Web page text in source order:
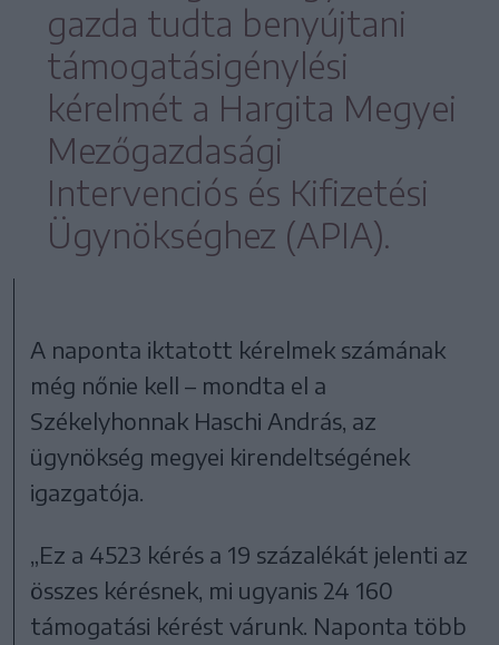
gazda tudta benyújtani
támogatásigénylési
kérelmét a Hargita Megyei
Mezőgazdasági
Intervenciós és Kifizetési
Ügynökséghez (APIA).
A naponta iktatott kérelmek számának
még nőnie kell – mondta el a
Székelyhonnak Haschi András, az
ügynökség megyei kirendeltségének
igazgatója.
„Ez a 4523 kérés a 19 százalékát jelenti az
összes kérésnek, mi ugyanis 24 160
támogatási kérést várunk. Naponta több